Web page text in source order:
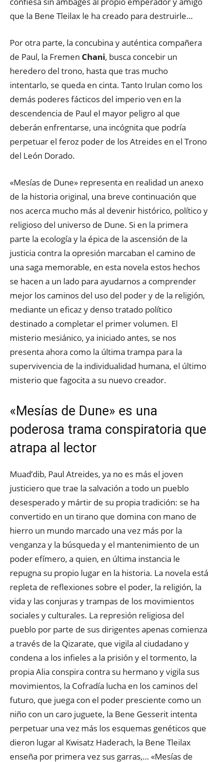
que la Bene Tleilax le ha creado para destruirle…
Por otra parte, la concubina y auténtica compañera
de Paul, la Fremen Chani, busca concebir un
heredero del trono, hasta que tras mucho
intentarlo, se queda en cinta. Tanto Irulan como los
demás poderes fácticos del imperio ven en la
descendencia de Paul el mayor peligro al que
deberán enfrentarse, una incógnita que podría
perpetuar el feroz poder de los Atreides en el Trono
del León Dorado.
«Mesías de Dune» representa en realidad un anexo
de la historia original, una breve continuación que
nos acerca mucho más al devenir histórico, político y
religioso del universo de Dune. Si en la primera
parte la ecología y la épica de la ascensión de la
justicia contra la opresión marcaban el camino de
una saga memorable, en esta novela estos hechos
se hacen a un lado para ayudarnos a comprender
mejor los caminos del uso del poder y de la religión,
mediante un eficaz y denso tratado político
destinado a completar el primer volumen. El
misterio mesiánico, ya iniciado antes, se nos
presenta ahora como la última trampa para la
supervivencia de la individualidad humana, el último
misterio que fagocita a su nuevo creador.
«Mesías de Dune» es una
poderosa trama conspiratoria que
atrapa al lector
Muad’dib, Paul Atreides, ya no es más el joven
justiciero que trae la salvación a todo un pueblo
desesperado y mártir de su propia tradición: se ha
convertido en un tirano que domina con mano de
hierro un mundo marcado una vez más por la
venganza y la búsqueda y el mantenimiento de un
poder efímero, a quien, en última instancia le
repugna su propio lugar en la historia. La novela está
repleta de reflexiones sobre el poder, la religión, la
vida y las conjuras y trampas de los movimientos
sociales y culturales. La represión religiosa del
pueblo por parte de sus dirigentes apenas comienza
a través de la Qizarate, que vigila al ciudadano y
condena a los infieles a la prisión y el tormento, la
propia Alia conspira contra su hermano y vigila sus
movimientos, la Cofradía lucha en los caminos del
futuro, que juega con el poder presciente como un
niño con un caro juguete, la Bene Gesserit intenta
perpetuar una vez más los esquemas genéticos que
dieron lugar al Kwisatz Haderach, la Bene Tleilax
enseña por primera vez sus garras,… «Mesías de